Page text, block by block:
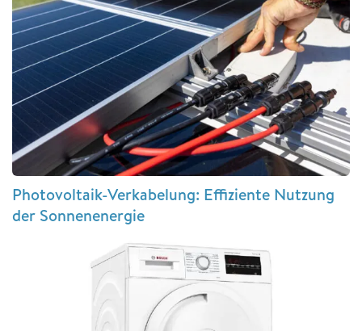
Photovoltaik-Verkabelung: Effiziente Nutzung
der Sonnenenergie